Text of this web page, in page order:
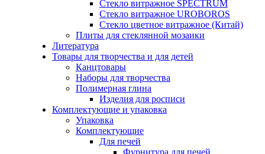
Стекло витражное SPECTRUM
Стекло витражное UROBOROS
Стекло цветное витражное (Китай)
Плиты для стеклянной мозаики
Литература
Товары для творчества и для детей
Канцтовары
Наборы для творчества
Полимерная глина
Изделия для росписи
Комплектующие и упаковка
Упаковка
Комплектующие
Для печей
Фурнитура для печей